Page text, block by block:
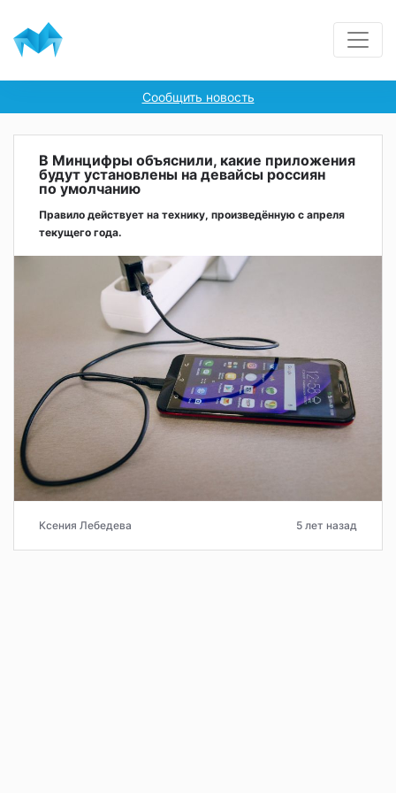
Сообщить новость
В Минцифры объяснили, какие приложения
будут установлены на девайсы россиян
по умолчанию
Правило действует на технику, произведённую с апреля
текущего года.
Ксения Лебедева 5 лет назад